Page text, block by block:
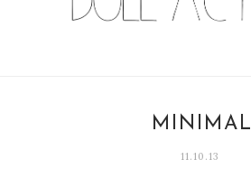
MINIMAL
11.10.13